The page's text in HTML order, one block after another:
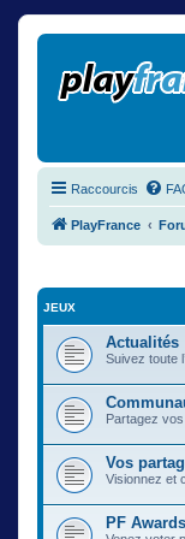
Raccourcis
PlayFrance
JEUX
Actualités
Suivez toute
Partagez
Vos
Visionnez et
PF Awards